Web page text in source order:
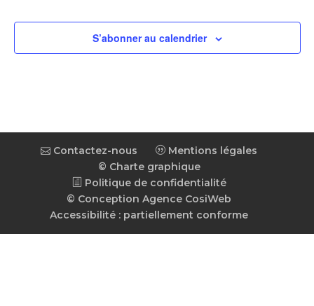
S’abonner au calendrier
Contactez-nous
Mentions légales
© Charte graphique
Politique de confidentialité
© Conception Agence CosiWeb
Accessibilité : partiellement conforme